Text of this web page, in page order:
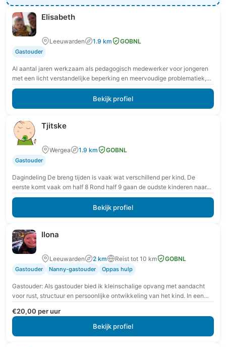
Elisabeth
Leeuwarden 1.9 km GOBNL
Gastouder
Al aantal jaren werkzaam als pedagogisch medewerker voor jongeren
met een licht verstandelijke beperking en meervoudige problematiek,
wil ik nu het roer omgooien en er…
Bekijk profiel
Tjitske
Wergea 1.9 km GOBNL
Gastouder
Dagindeling De breng tijden is vaak wat verschillend per kind. De
eerste komt vaak om half 8 Rond half 9 gaan de oudste kinderen naar…
Bekijk profiel
Ilona
Leeuwarden 2 km Reist tot 10 km GOBNL
Gastouder Nanny-gastouder Oppas hulp
Gastouder: Als gastouder bied ik kleinschalige opvang met aandacht
voor rust, structuur en persoonlijke ontwikkeling van het kind. In een
€20,00 per uur
Bekijk profiel